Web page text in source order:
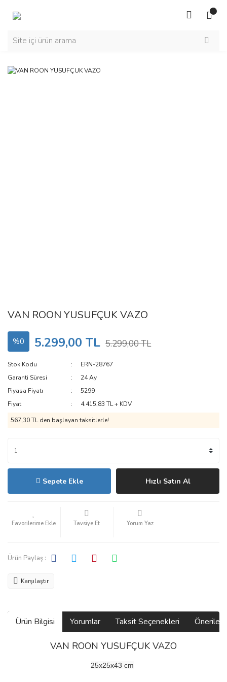
VAN ROON YUSUFÇUK VAZO
%0 5.299,00 TL 5.299,00 TL
Stok Kodu
ERN-28767
Garanti Süresi
24 Ay
Piyasa Fiyatı
5299
Fiyat
4.415,83 TL + KDV
567,30 TL den başlayan taksitlerle!
Sepete Ekle Hızlı Satın Al
Tavsiye Et Yorum Yaz
Ürün Paylaş :
Karşılaştır
Ürün Bilgisi Yorumlar Taksit Seçenekleri
VAN ROON YUSUFÇUK VAZO
25x25x43 cm